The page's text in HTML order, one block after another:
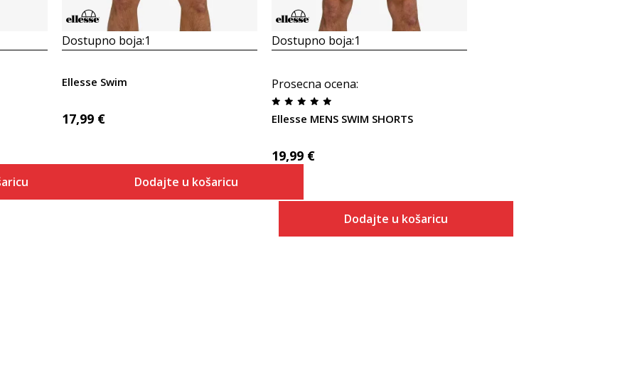
Dostupno boja:1
Ellesse Swim
17,99 €
Dodajte u košaricu
Dostupno boja:1
Prosecna ocena:
Ellesse MENS SWIM SHORTS
19,99 €
Dodajte u košaricu